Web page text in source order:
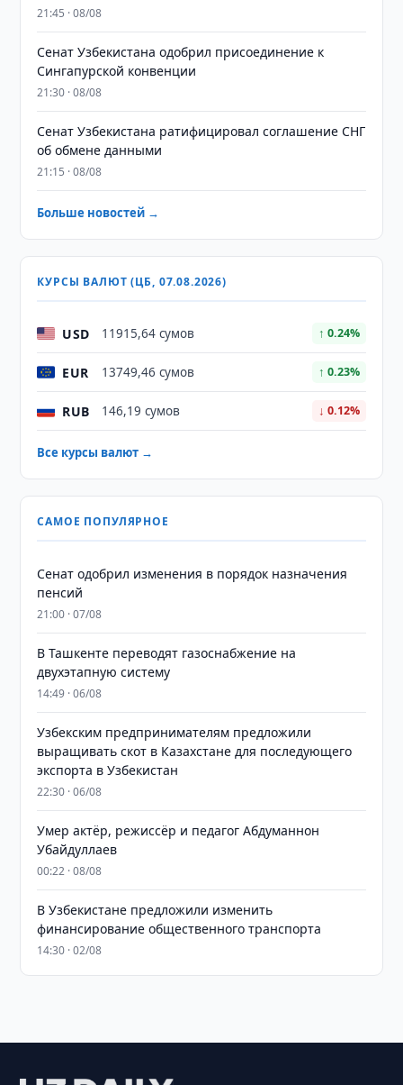
21:45 · 08/08
Сенат Узбекистана одобрил присоединение к
Сингапурской конвенции
21:30 · 08/08
Сенат Узбекистана ратифицировал соглашение СНГ
об обмене данными
21:15 · 08/08
Больше новостей →
КУРСЫ ВАЛЮТ (ЦБ, 07.08.2026)
USD 11915,64 сумов ↑ 0.24%
EUR 13749,46 сумов ↑ 0.23%
RUB 146,19 сумов ↓ 0.12%
Все курсы валют →
САМОЕ ПОПУЛЯРНОЕ
Сенат одобрил изменения в порядок назначения
пенсий
21:00 · 07/08
В Ташкенте переводят газоснабжение на
двухэтапную систему
14:49 · 06/08
Узбекским предпринимателям предложили
выращивать скот в Казахстане для последующего
экспорта в Узбекистан
22:30 · 06/08
Умер актёр, режиссёр и педагог Абдуманнон
Убайдуллаев
00:22 · 08/08
В Узбекистане предложили изменить
финансирование общественного транспорта
14:30 · 02/08